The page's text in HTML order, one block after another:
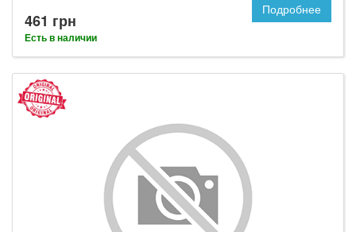
461 грн
Есть в наличии
Подробнее